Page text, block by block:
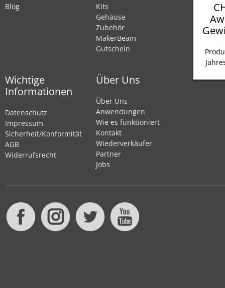
Blog
Kits
Gehäuse
Zubehör
MakerBeam
Gutschein
Wichtige
Informationen
Datenschutz
Impressum
Sicherheit/Konformität
AGB
Widerrufsrecht
Über Uns
Über Uns
Anwendungen
Wie es funktioniert
Kontakt
Wiederverkäufer
Partner
Jobs